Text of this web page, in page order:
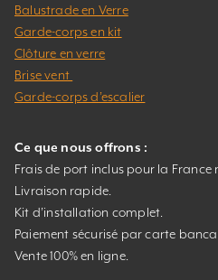
Balustrade en Verre
Garde-corps en kit
Clôture en verre
Brise vent
Garde-corps d’escalier
Ce que nous offrons :
Frais de port inclus pour la
Livraison rapide.
Kit d’installation complet.
Paiement sécurisé par carte
Vente 100% en ligne.